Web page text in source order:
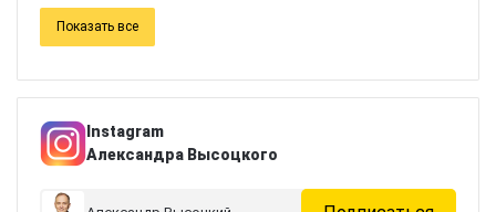
Показать все
Instagram
Александра Высоцкого